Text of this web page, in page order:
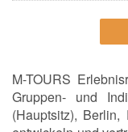
M-TOURS
Gruppen- und
(Hauptsitz), Berlin,